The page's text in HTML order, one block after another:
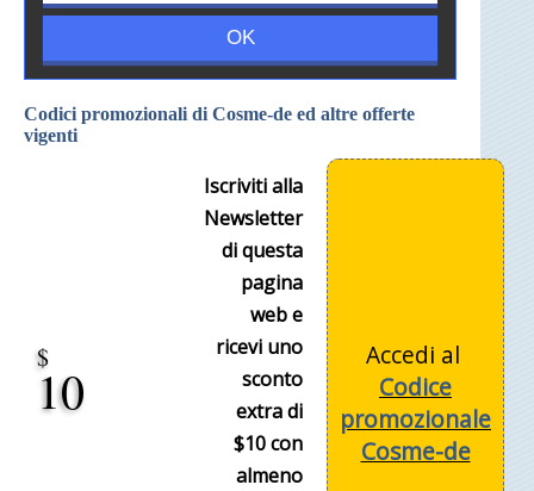
Codici promozionali di Cosme-de ed altre offerte
vigenti
$
10
Iscriviti alla
Newsletter
di questa
pagina
web e
ricevi uno
sconto
extra di
$10 con
almeno
Accedi al
Codice
promozionale
Cosme-de